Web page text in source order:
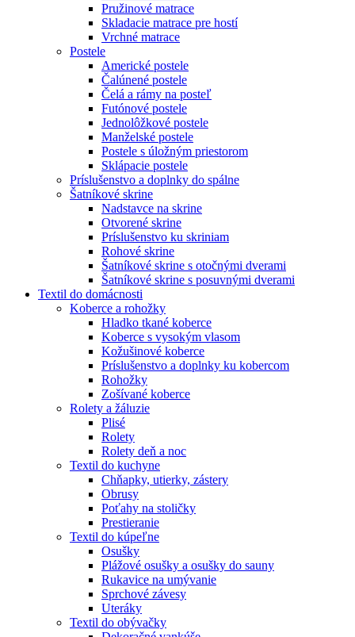
Pružinové matrace
Skladacie matrace pre hostí
Vrchné matrace
Postele
Americké postele
Čalúnené postele
Čelá a rámy na posteľ
Futónové postele
Jednolôžkové postele
Manželské postele
Postele s úložným priestorom
Sklápacie postele
Príslušenstvo a doplnky do spálne
Šatníkové skrine
Nadstavce na skrine
Otvorené skrine
Príslušenstvo ku skriniam
Rohové skrine
Šatníkové skrine s otočnými dverami
Šatníkové skrine s posuvnými dverami
Textil do domácnosti
Koberce a rohožky
Hladko tkané koberce
Koberce s vysokým vlasom
Kožušinové koberce
Príslušenstvo a doplnky ku kobercom
Rohožky
Zošívané koberce
Rolety a žáluzie
Plisé
Rolety
Rolety deň a noc
Textil do kuchyne
Chňapky, utierky, zástery
Obrusy
Poťahy na stoličky
Prestieranie
Textil do kúpeľne
Osušky
Plážové osušky a osušky do sauny
Rukavice na umývanie
Sprchové závesy
Uteráky
Textil do obývačky